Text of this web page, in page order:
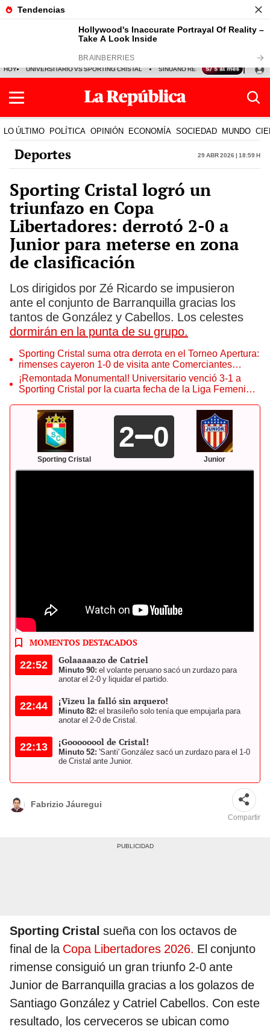
HOY UNIVERSITARIO VS SPORTING CRISTAL SINUANO RESULTADOS HOY
LO ÚLTIMO POLÍTICA OPINIÓN ECONOMÍA SOCIEDAD MUNDO
Deportes 29 Abr 2026 | 18:59 h
Sporting Cristal logró un
triunfazo en Copa
Libertadores: derrotó 2-0 a
Junior para meterse en zona
de clasificación
Los dirigidos por Zé Ricardo se impusieron
ante el conjunto de Barranquilla gracias los
tantos de González y Cabellos. Los celestes
dormirán en la punta de su grupo.
Sporting Cristal suma otra derrota en el Torneo Apertura:
rimenses cayeron 1-0 de visita ante Comerciantes
Unidos
¡Remontada Monumental! Universitario venció 3-1 a
Sporting Cristal por la cuarta fecha de la Liga Femenina
Sporting Cristal
2 0
Junior
Sporting Cristal recibió a Junior en Matute por la Copa
Libertadores. Foto: Sporting Cristal
MOMENTOS DESTACADOS
22:52 Golaaaaazo de Catriel
Minuto 90: el volante peruano sacó un zurdazo para
anotar el 2-0 y liquidar el partido.
22:44 ¡Vizeu la falló sin arquero!
Minuto 82: el brasileño solo tenía que empujarla para
anotar el 2-0 de Cristal.
22:13 ¡Goooooool de Cristal!
Minuto 52: 'Santi' González sacó un zurdazo para el 1-0
de Cristal ante Junior.
Fabrizio Jáuregui
Compartir
Sporting Cristal sueña con los octavos de
final de la Copa Libertadores 2026. El conjunto
rimense consiguió un gran triunfo 2-0 ante
Junior de Barranquilla gracias a los golazos de
Santiago González y Catriel Cabellos. Con este
resultado, los cerveceros se ubican como